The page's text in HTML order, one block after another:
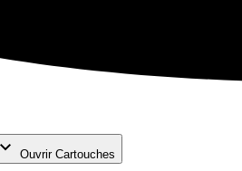
Ouvrir Cartouches